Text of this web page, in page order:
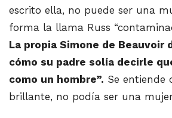
escrito ella, no puede ser una
forma la llama Russ
La propia Simone de Beauvoir
cómo su padre solía decirle
como un hombre”. Se entiende
brillante, no podía ser una